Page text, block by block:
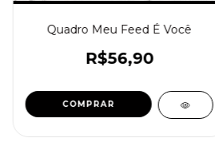
Quadro Meu Feed É Você
R$56,90
COMPRAR